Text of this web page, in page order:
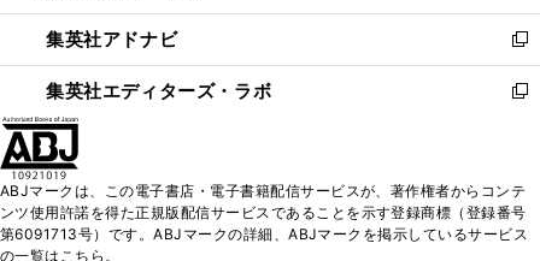
開
く
ウ
で
開
く
ン
ド
ウ
で
ウ
ィ
ン
ド
く
集英社アドナビ
新
し
い
ド
ウ
で
集英社エディターズ・ラボ
新
ィ
ン
ド
ABJマークは、この電子書店・電子書籍配信サービスが、著作権者からコンテ
ンツ使用許諾を得た正規版配信サービスであることを示す登録商標（登録番号
第6091713号）です。ABJマークの詳細、ABJマークを掲示しているサービス
の一覧はこちら。